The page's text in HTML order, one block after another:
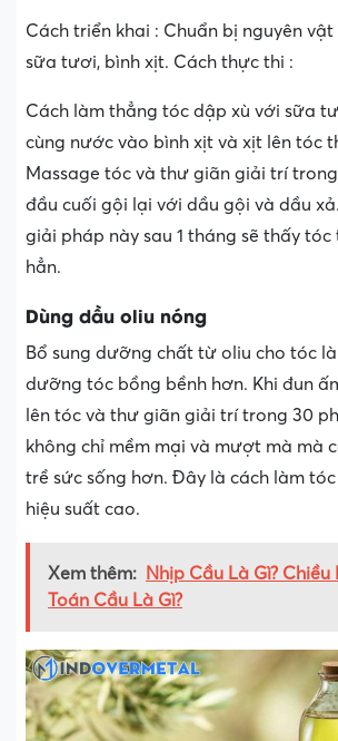
Cách triển khai : Chuẩn bị nguyên vật
sữa tươi, bình xịt. Cách thực thi :
Cách làm thẳng tóc dập xù với sữa
cùng nước vào bình xịt và xịt lên tóc
Massage tóc và thư giãn giải trí
đầu cuối gội lại với dầu gội và dầu
giải pháp này sau 1 tháng sẽ thấy
hẳn.
Dùng dầu oliu nóng
Bổ sung dưỡng chất từ oliu cho tóc
dưỡng tóc bồng bềnh hơn. Khi đun
lên tóc và thư giãn giải trí trong 30
không chỉ mềm mại và mượt mà mà
trề sức sống hơn. Đây là cách làm
hiệu suất cao.
Xem thêm:
Nhịp Cầu Là Gì?
Toán Cầu Là Gì?